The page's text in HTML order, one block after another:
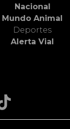
Nacional
Mundo Animal
Deportes
Alerta Vial